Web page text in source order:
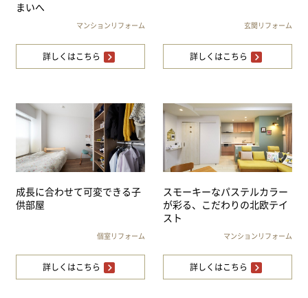
まいへ
マンションリフォーム
詳しくはこちら
玄関リフォーム
詳しくはこちら
成長に合わせて可変できる子
供部屋
個室リフォーム
詳しくはこちら
スモーキーなパステルカラー
が彩る、こだわりの北欧テイ
スト
マンションリフォーム
詳しくはこちら